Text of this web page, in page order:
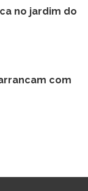
no jardim do
com